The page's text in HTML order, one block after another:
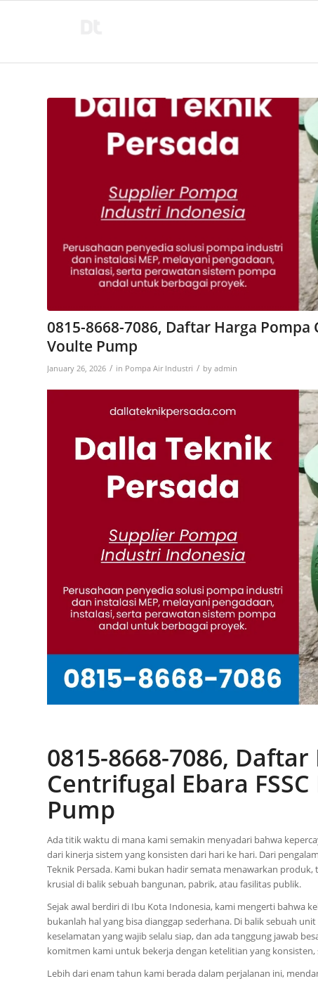
0815-8668-7086, Daftar Harga Pompa
Voulte Pump
January 26, 2026 / in Pompa Air Industri / by admin
0815-8668-7086,
Centrifugal Ebara
Pump
Ada titik waktu di mana kami semakin menyadari bahwa
dari kinerja sistem yang konsisten dari hari ke hari. Dari
Teknik Persada. Kami bukan hadir semata menawarkan
krusial di balik sebuah bangunan, pabrik, atau fasilitas publik.
Sejak awal berdiri di Ibu Kota Indonesia, kami mengerti bahwa
bukanlah hal yang bisa dianggap sederhana. Di balik sebuah
keselamatan yang wajib selalu siap, dan ada tanggung jawab
komitmen kami untuk bekerja dengan ketelitian yang
Lebih dari enam tahun kami berada dalam perjalanan ini,